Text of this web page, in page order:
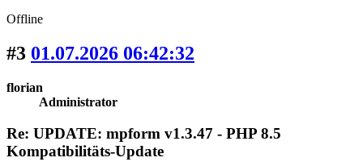
Offline
#3 01.07.2026 06:42:32
florian
Administrator
Re: UPDATE: mpform v1.3.47 - PHP 8.5
Kompatibilitäts-Update